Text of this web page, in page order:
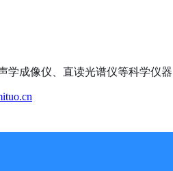
学成像仪、直读光谱仪等科学仪